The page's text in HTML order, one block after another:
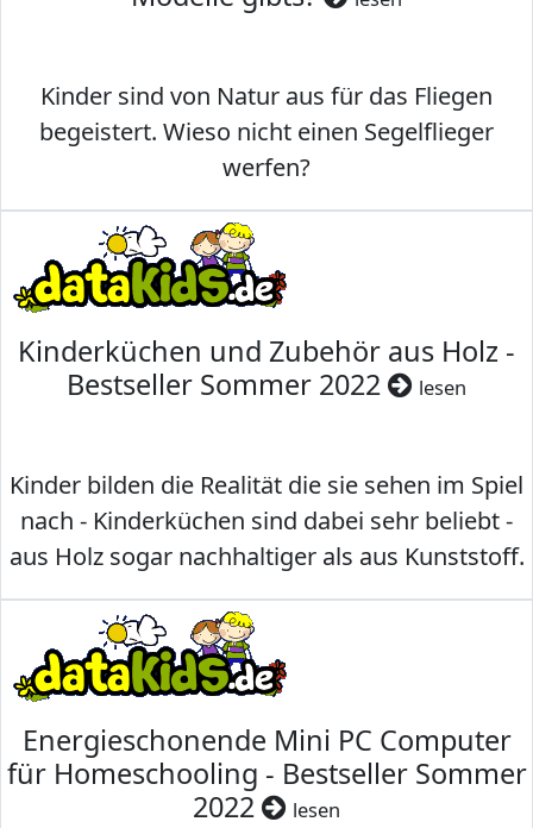
Kinder sind von Natur aus für das Fliegen
begeistert. Wieso nicht einen Segelflieger
werfen?
Kinderküchen und Zubehör aus Holz -
Bestseller Sommer 2022
lesen
Kinder bilden die Realität die sie sehen im Spiel
nach - Kinderküchen sind dabei sehr beliebt -
aus Holz sogar nachhaltiger als aus Kunststoff.
Energieschonende Mini PC Computer
für Homeschooling - Bestseller Sommer
2022
lesen